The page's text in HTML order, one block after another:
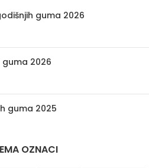
guma 2026
guma 2026
guma 2025
OZNACI